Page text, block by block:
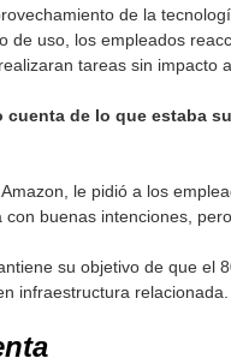
de la
de uso, los empleados
tareas sin impacto
de lo que estaba
le pidió a los
buenas intenciones,
su objetivo de que el
infraestructura relacionada.